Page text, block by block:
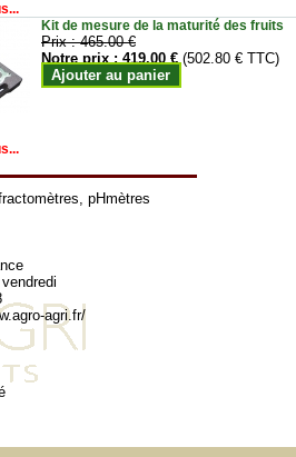
Kit de mesure de la maturité des fruits
Prix :465.00 €
Notre prix :419.00 € (502.80 € TTC)
Ajouter au panier
, pHmètres
agri.fr/